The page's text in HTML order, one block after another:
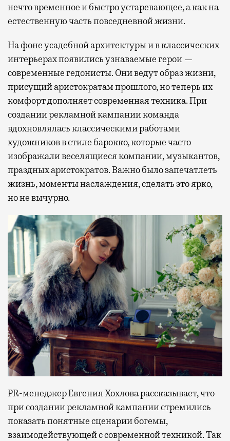
нечто временное и быстро устаревающее, а как на
естественную часть повседневной жизни.
На фоне усадебной архитектуры и в классических
интерьерах появились узнаваемые герои —
современные гедонисты. Они ведут образ жизни,
присущий аристократам прошлого, но теперь их
комфорт дополняет современная техника. При
создании рекламной кампании команда
вдохновлялась классическими работами
художников в стиле барокко, которые часто
изображали веселящиеся компании, музыкантов,
праздных аристократов. Важно было запечатлеть
жизнь, моменты наслаждения, сделать это ярко,
но не вычурно.
PR-менеджер Евгения Хохлова рассказывает, что
при создании рекламной кампании стремились
показать понятные сценарии богемы,
взаимодействующей с современной техникой. Так